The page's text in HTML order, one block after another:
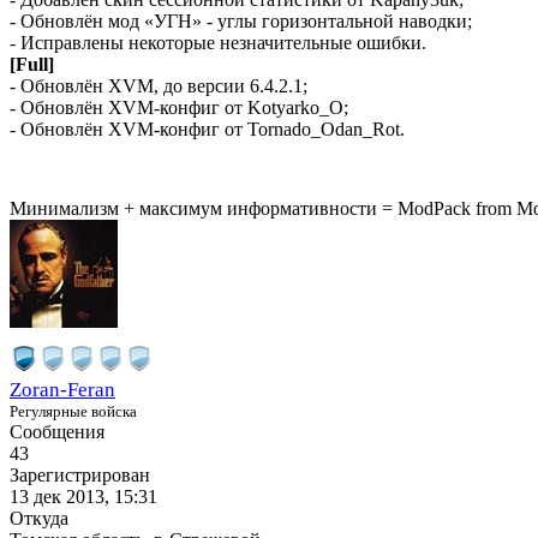
- Обновлён мод «УГН» - углы горизонтальной наводки;
- Исправлены некоторые незначительные ошибки.
[Full]
- Обновлён XVM, до версии 6.4.2.1;
- Обновлён XVM-конфиг от Kotyarko_O;
- Обновлён XVM-конфиг от Tornado_Odan_Rot.
Минимализм + максимум информативности = ModPack from
Zoran-Feran
Регулярные войска
Сообщения
43
Зарегистрирован
13 дек 2013, 15:31
Откуда